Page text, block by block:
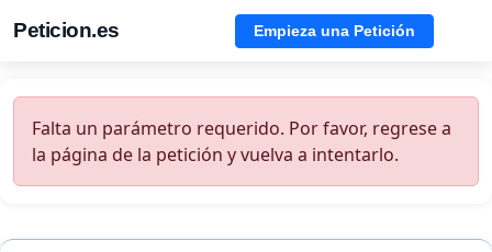
Peticion.es Empieza una Petición
Falta un parámetro requerido. Por favor, regrese a
la página de la petición y vuelva a intentarlo.